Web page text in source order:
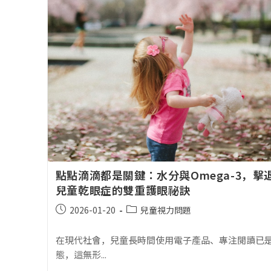
點點滴滴都是關鍵：水分與Omega-3，擊
兒童乾眼症的雙重護眼祕訣
2026-01-20 兒童視力問題
在現代社會，兒童長時間使用電子產品、專注閱讀已
態，這無形...